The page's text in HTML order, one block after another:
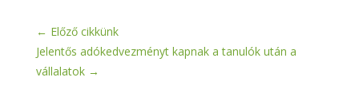
← Előző cikkünk
Jelentős adókedvezményt kapnak a tanulók után a
vállalatok→